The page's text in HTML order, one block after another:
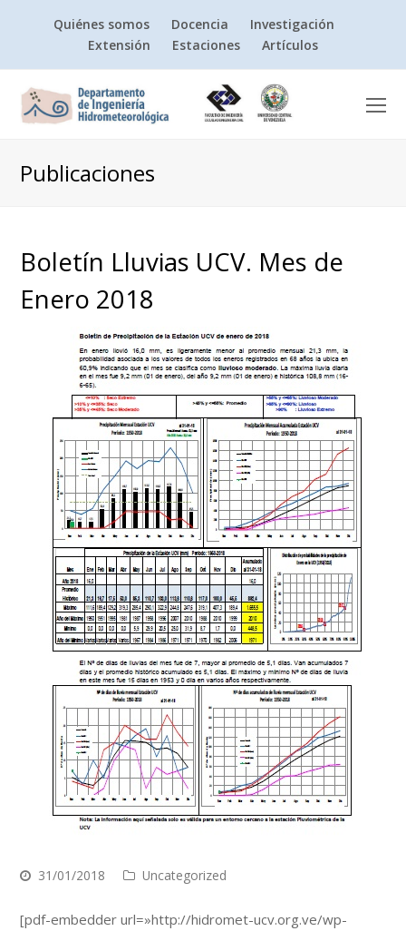
Quiénes somos Docencia
Investigación
Extensión
Estaciones Artículos
Publicaciones
Boletín Lluvias UCV. Mes de
Enero 2018
31/01/2018 Uncategorized
[pdf-embedder url=»http://hidromet-ucv.org.ve/wp-